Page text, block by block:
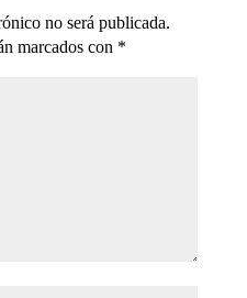
no será publicada.
marcados con *